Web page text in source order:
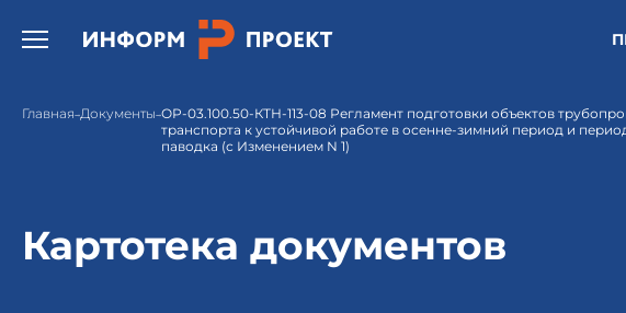
Открыть бургер меню.
Главная Документы ОР-03.100.50-КТН-113-08 Регламент подготовки объектов
транспорта к устойчивой работе в осенне-зимний период и
паводка (с Изменением N 1)
Картотека документов